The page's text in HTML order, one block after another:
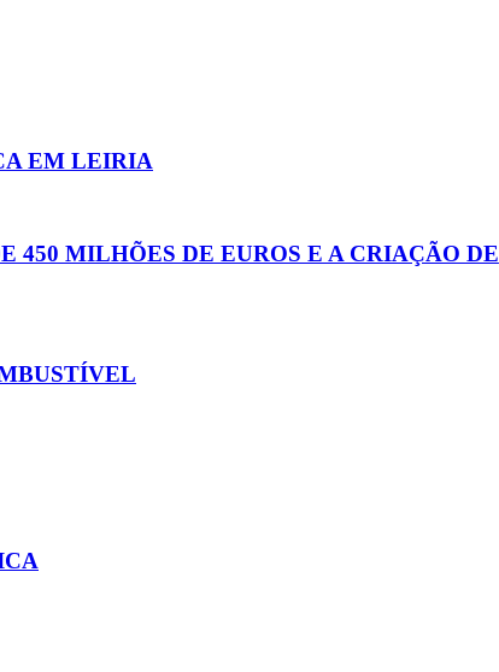
EM LEIRIA
450 MILHÕES DE EUROS E A CRIAÇÃO DE